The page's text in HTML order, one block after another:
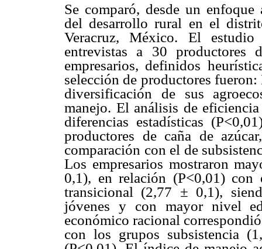
Se comparó, desde un
del desarrollo rural en el
Veracruz, México. El
entrevistas a 30 productores
empresarios, definidos
selección de productores
diversificación de sus
manejo. El análisis de
diferencias estadísticas
productores de caña de
comparación con el de
Los empresarios mostraron
0,1), en relación (P<0,01)
transicional (2,77 ± 0,1),
jóvenes y con mayor nivel
económico racional
con los grupos subsistencia